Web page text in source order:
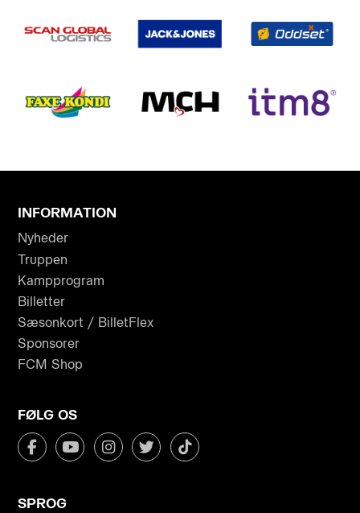
INFORMATION
Nyheder
Truppen
Kampprogram
Billetter
Sæsonkort / BilletFlex
Sponsorer
FCM Shop
FØLG OS
SPROG